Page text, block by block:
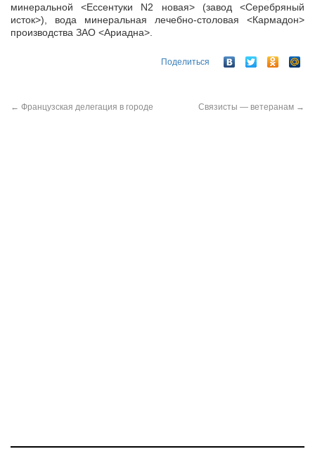
минеральной <Ессентуки N2 новая> (завод <Серебряный
исток>), вода минеральная лечебно-столовая <Кармадон>
производства ЗАО <Ариадна>.
Поделиться
← Французская делегация в городе Связисты — ветеранам →